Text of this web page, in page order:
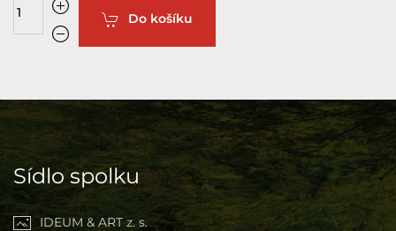
Do košíku
Sídlo spolku
IDEUM & ART z. s.